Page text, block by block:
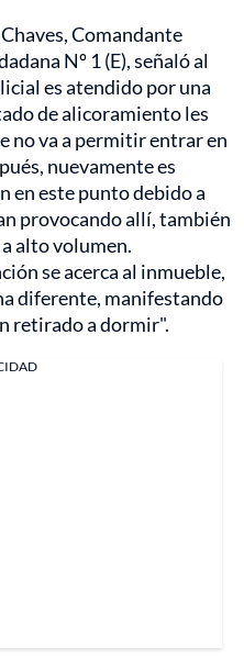
Comandante
Nº 1 (E), señaló al
es atendido por una
de alicoramiento les
no va a permitir entrar en
nuevamente es
en este punto debido a
provocando allí, también
alto volumen.
se acerca al inmueble,
diferente, manifestando
retirado a dormir".